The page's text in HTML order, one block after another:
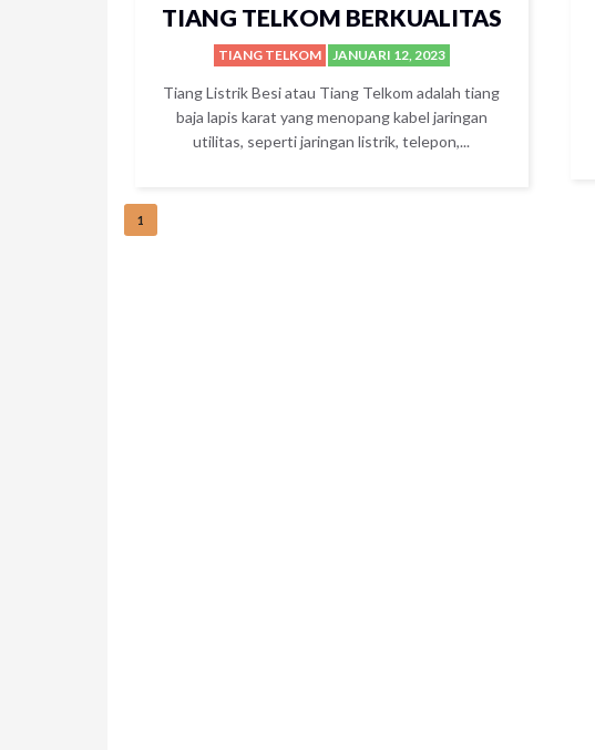
TIANG TELKOM BERKUALITAS
TIANG TELKOM JANUARI 12, 2023
Tiang Listrik Besi atau Tiang Telkom adalah tiang
baja lapis karat yang menopang kabel jaringan
utilitas, seperti jaringan listrik, telepon,...
1